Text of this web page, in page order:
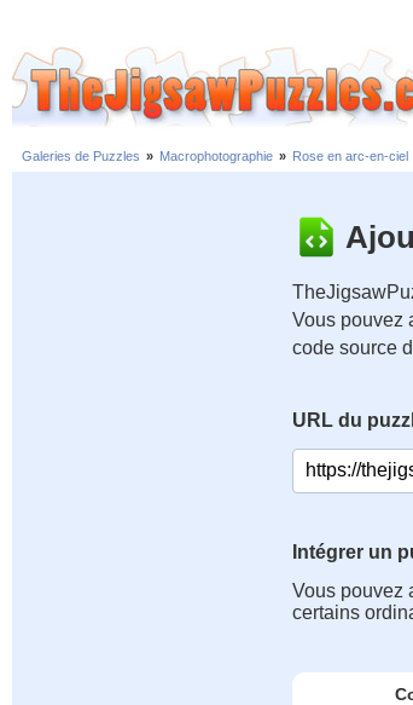
Galeries de Puzzles » Macrophotographie » Rose en arc-en-ciel
Vous pouvez
code source
URL du
Intégrer un
Vous pouvez
certains